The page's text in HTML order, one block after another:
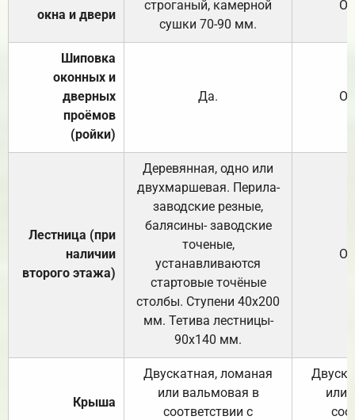
окна и двери
строганый, камерной
сушки 70-90 мм.
Шиповка
оконных и
дверных
проёмов
(ройки)
Да.
Лестница (при
наличии
второго этажа)
Деревянная, одно или
двухмаршевая. Перила-
заводские резные,
балясины- заводские
точеные,
устанавливаются
стартовые точёные
столбы. Ступени 40х200
мм. Тетива лестницы-
90х140 мм.
Крыша
Двускатная, ломаная
или вальмовая в
соответствии с
или